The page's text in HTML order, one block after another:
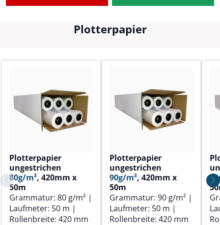
Plotterpapier
Plotterpapier
ungestrichen
80g/m², 420mm x
50m
Grammatur: 80 g/m² |
Laufmeter: 50 m |
Rollenbreite: 420 mm
Plotterpapier
ungestrichen
90g/m², 420mm x
50m
Grammatur: 90 g/m² |
Laufmeter: 50 m |
Rollenbreite: 420 mm